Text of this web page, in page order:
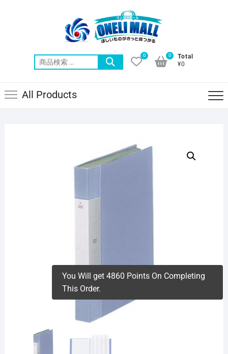
索
0
Total
¥0
0
All Products
You Will get 4860 Points On Completing
This Order.